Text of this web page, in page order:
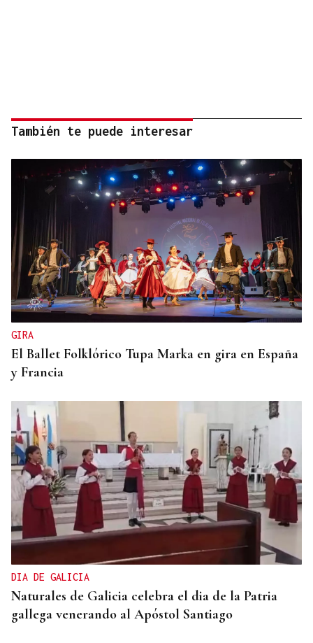
También te puede interesar
GIRA
El Ballet Folklórico Tupa Marka en gira en España
y Francia
DIA DE GALICIA
Naturales de Galicia celebra el dia de la Patria
gallega venerando al Apóstol Santiago